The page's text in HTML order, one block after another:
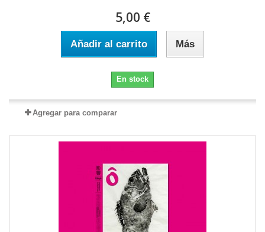
5,00 €
Añadir al carrito Más
En stock
Agregar para comparar